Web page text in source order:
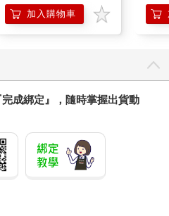
加入購物車
成綁定』，隨時掌握出貨動